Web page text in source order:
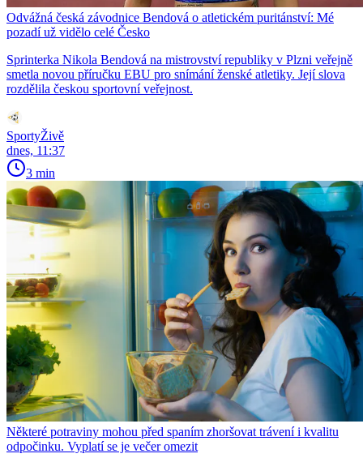
Odvážná česká závodnice Bendová o atletickém puritánství: Mé
pozadí už vidělo celé Česko
Sprinterka Nikola Bendová na mistrovství republiky v Plzni veřejně
smetla novou příručku EBU pro snímání ženské atletiky. Její slova
rozdělila českou sportovní veřejnost.
SportyŽivě
dnes, 11:37
3 min
Některé potraviny mohou před spaním zhoršovat trávení i kvalitu
odpočinku. Vyplatí se je večer omezit